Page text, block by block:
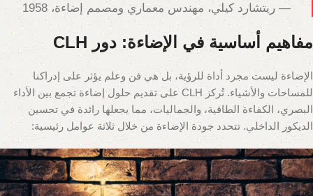
— ريتشارد كيلي، مهندس معماري ومصمم إضاءة، 1958
مفاهيم أساسية في الإضاءة: دور CLH
الإضاءة ليست مجرد أداة للرؤية، بل هي فن وعلم يؤثر على إدراكنا
للمساحات والأشياء. تُركز CLH على تقديم حلول إضاءة تجمع بين الأداء
البصري، الكفاءة الطاقية، والجماليات، مما يجعلها رائدة في تحسين
الديكور الداخلي. تتحدد جودة الإضاءة من خلال ثلاثة عوامل رئيسية: